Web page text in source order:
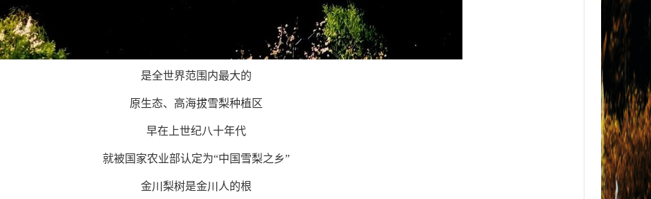
是全世界范围内最大的
原生态、高海拔雪梨种植区
早在上世纪八十年代
就被国家农业部认定为“中国雪梨之乡”
金川梨树是金川人的根